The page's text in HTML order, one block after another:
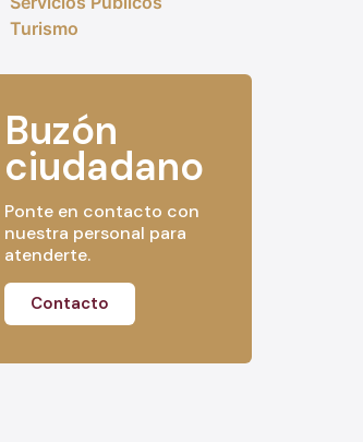
Turismo
Buzón
ciudadano
Ponte en contacto con
nuestra personal para
atenderte.
Contacto